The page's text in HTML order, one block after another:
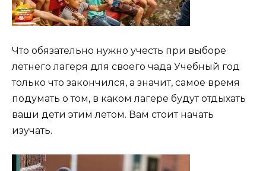
Что обязательно нужно учесть при выборе
летнего лагеря для своего чада Учебный год
только что закончился, а значит, самое время
подумать о том, в каком лагере будут отдыхать
ваши дети этим летом. Вам стоит начать
изучать.